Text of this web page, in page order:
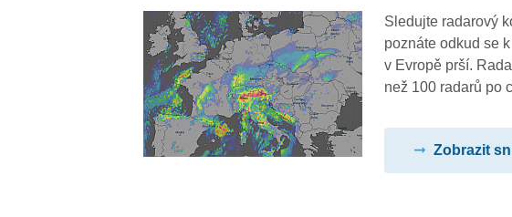
Sledujte radarový
poznáte odkud se
v Evropě prší.
než 100 radarů po
Zobrazit